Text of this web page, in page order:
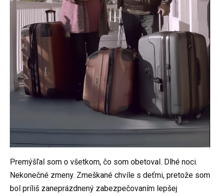
Premýšľal som o všetkom, čo som obetoval. Dlhé noci.
Nekonečné zmeny. Zmeškané chvíle s deťmi, pretože som
bol príliš zaneprázdnený zabezpečovaním lepšej